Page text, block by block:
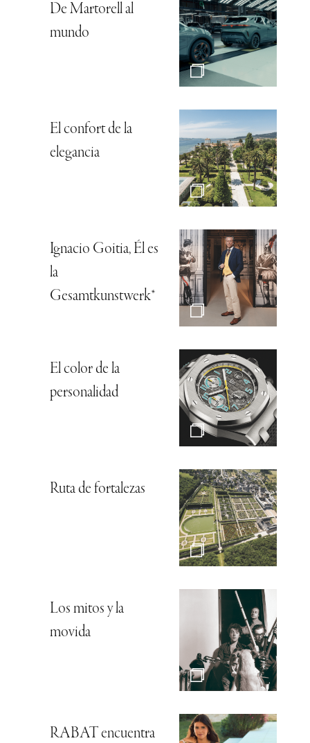
De Martorell al
mundo
El confort de la
elegancia
Ignacio Goitia, Él es
la
Gesamtkunstwerk*
El color de la
personalidad
Ruta de fortalezas
Los mitos y la
movida
RABAT encuentra